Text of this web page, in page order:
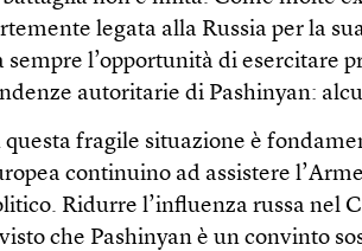
legata alla Russia per la
sempre l’opportunità di esercitare
autoritarie di Pashinyan:
questa fragile situazione è
continuino ad assistere
Ridurre l’influenza russa nel
che Pashinyan è un convinto